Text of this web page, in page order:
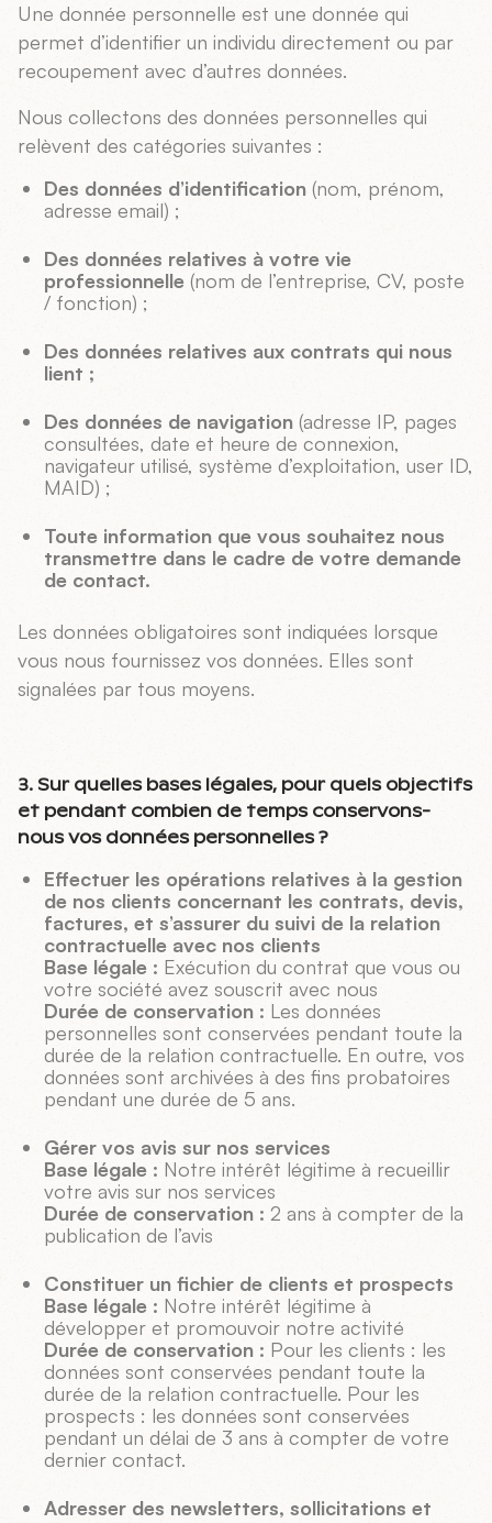
Une donnée personnelle est une donnée qui
permet d’identifier un individu directement ou par
recoupement avec d’autres données.
Nous collectons des données personnelles qui
relèvent des catégories suivantes :
Des données d’identification (nom, prénom,
adresse email) ;
Des données relatives à votre vie
professionnelle (nom de l’entreprise, CV, poste
/ fonction) ;
Des données relatives aux contrats qui nous
lient ;
Des données de navigation (adresse IP, pages
consultées, date et heure de connexion,
navigateur utilisé, système d’exploitation, user ID,
MAID) ;
Toute information que vous souhaitez nous
transmettre dans le cadre de votre demande
de contact.
Les données obligatoires sont indiquées lorsque
vous nous fournissez vos données. Elles sont
signalées par tous moyens.
3. Sur quelles bases légales, pour quels objectifs
et pendant combien de temps conservons-
nous vos données personnelles ?
Effectuer les opérations relatives à la gestion
de nos clients concernant les contrats, devis,
factures, et s’assurer du suivi de la relation
contractuelle avec nos clients
Base légale : Exécution du contrat que vous ou
votre société avez souscrit avec nous
Durée de conservation : Les données
personnelles sont conservées pendant toute la
durée de la relation contractuelle. En outre, vos
données sont archivées à des fins probatoires
pendant une durée de 5 ans.
Gérer vos avis sur nos services
Base légale : Notre intérêt légitime à recueillir
votre avis sur nos services
Durée de conservation : 2 ans à compter de la
publication de l’avis
Constituer un fichier de clients et prospects
Base légale : Notre intérêt légitime à
développer et promouvoir notre activité
Durée de conservation : Pour les clients : les
données sont conservées pendant toute la
durée de la relation contractuelle. Pour les
prospects : les données sont conservées
pendant un délai de 3 ans à compter de votre
dernier contact.
Adresser des newsletters, sollicitations et